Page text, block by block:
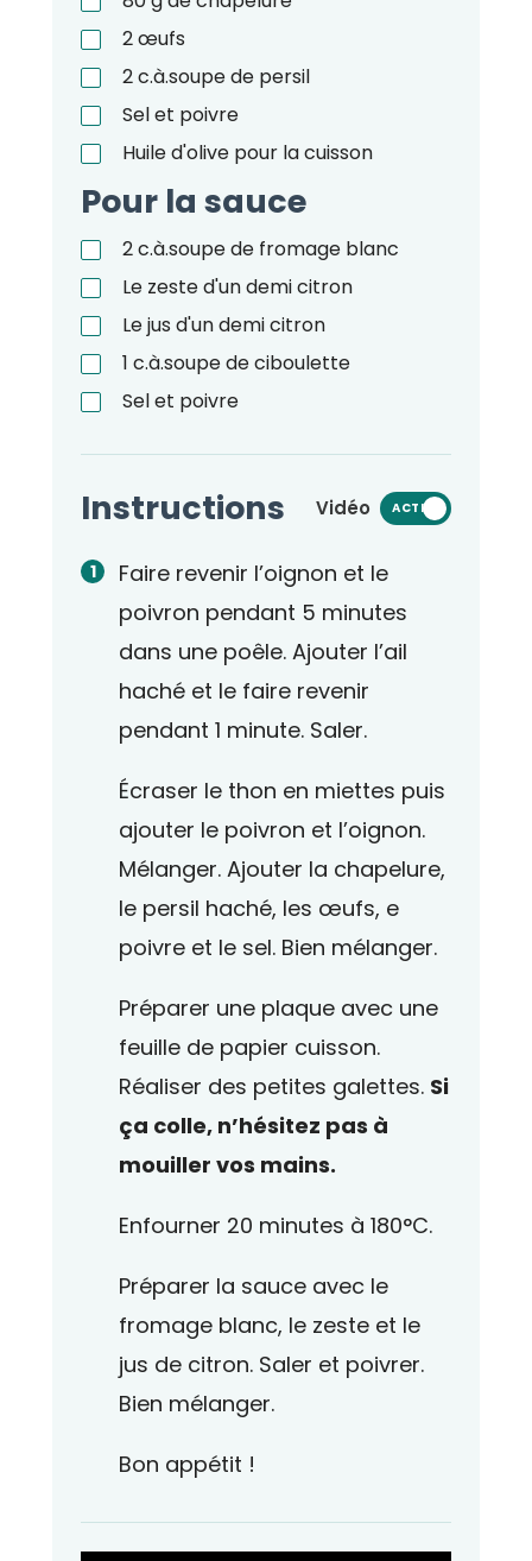
2œufs
2c.à.soupede persil
Sel et poivre
Huile d'olive pour la cuisson
Pour la sauce
2c.à.soupede fromage blanc
Le zeste d'un demi citron
Le jus d'un demi citron
1 c.à.soupede ciboulette
Sel et poivre
Instructions Vidéo ACTIVÉ
Faire revenir l’oignon et le
poivron pendant 5 minutes
dans une poêle. Ajouter l’ail
haché et le faire revenir
pendant 1 minute. Saler.
Écraser le thon en miettes puis
ajouter le poivron et l’oignon.
Mélanger. Ajouter la chapelure,
le persil haché, les œufs, e
poivre et le sel. Bien mélanger.
Préparer une plaque avec une
feuille de papier cuisson.
Réaliser des petites galettes. Si
ça colle, n’hésitez pas à
mouiller vos mains.
Enfourner 20 minutes à 180°C.
Préparer la sauce avec le
fromage blanc, le zeste et le
jus de citron. Saler et poivrer.
Bien mélanger.
Bon appétit !